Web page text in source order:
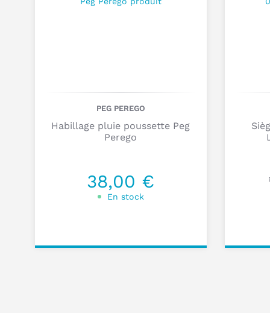
PEG PEREGO
Habillage pluie poussette Peg
Perego
38,00 €
En stock